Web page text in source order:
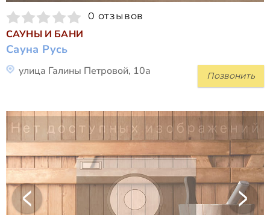
0 отзывов
САУНЫ И БАНИ
Сауна Русь
Позвонить
улица Галины Петровой, 10а